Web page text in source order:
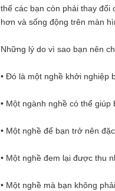
thế các bạn còn phải thay
hơn và sống động trên màn
Những lý do vì sao bạn nên
• Đó là một nghề khởi nghiệp
• Một ngành nghề có thể giúp
• Một nghề để bạn trở nên
• Một nghề đem lại được thu
• Một nghề mà bạn không